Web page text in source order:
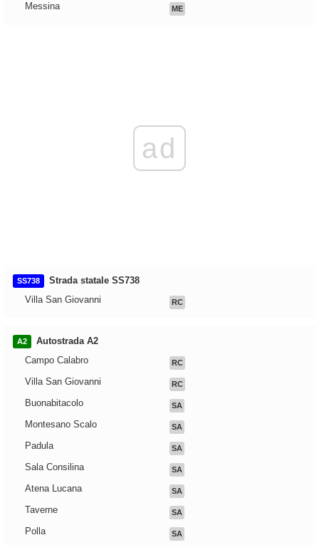
Messina ME
ad
SS738
Strada statale SS738
Villa San Giovanni
RC
A2
Autostrada A2
Campo Calabro
RC
Villa San Giovanni RC
Buonabitacolo SA
Montesano Scalo SA
Padula SA
Sala Consilina SA
Atena Lucana SA
Taverne SA
Polla SA